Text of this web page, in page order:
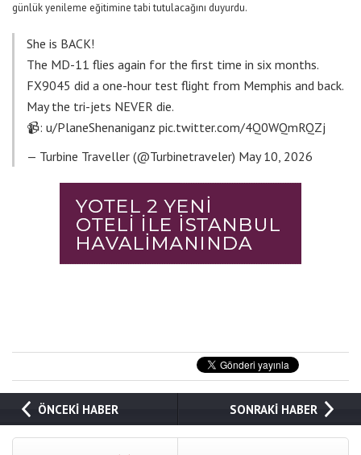
günlük yenileme eğitimine tabi tutulacağını duyurdu.
She is BACK!
The MD-11 flies again for the first time in six months.
FX9045 did a one-hour test flight from Memphis and back.
May the tri-jets NEVER die.
📹: u/PlaneShenaniganz pic.twitter.com/4Q0WQmRQZj
— Turbine Traveller (@Turbinetraveler) May 10, 2026
ÖNCEKİ HABER SONRAKİ HABER